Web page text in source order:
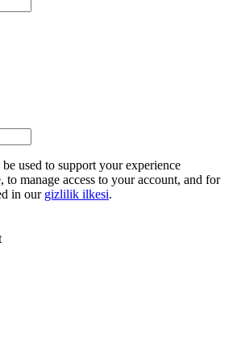
used to support your experience
to manage access to your account, and for
in our gizlilik ilkesi.